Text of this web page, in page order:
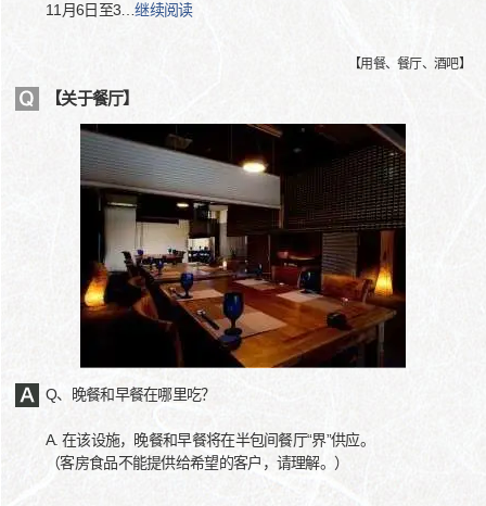
11月6日至3 …继续阅读
【用餐、餐厅、酒吧】
【关于餐厅】
Q、晚餐和早餐在哪里吃？
A. 在该设施，晚餐和早餐将在半包间餐厅“界”供应。
（客房食品不能提供给希望的客户，请理解。）